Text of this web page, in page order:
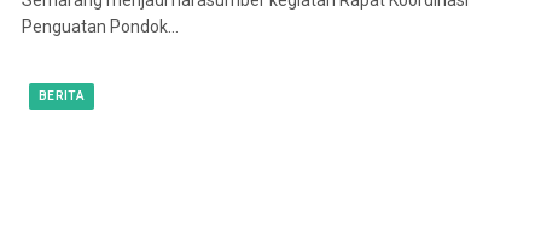
Penguatan Pondok…
BERITA